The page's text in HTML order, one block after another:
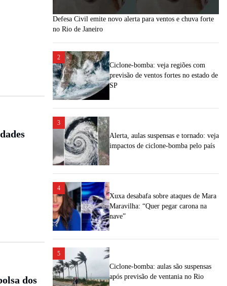
dos
Defesa Civil emite novo alerta para ventos e chuva forte
no Rio de Janeiro
2
Ciclone-bomba: veja regiões com
previsão de ventos fortes no estado de
SP
3
Alerta, aulas suspensas e tornado: veja
impactos de ciclone-bomba pelo país
4
Xuxa desabafa sobre ataques de Mara
Maravilha: “Quer pegar carona na
nave”
5
Ciclone-bomba: aulas são suspensas
após previsão de ventania no Rio